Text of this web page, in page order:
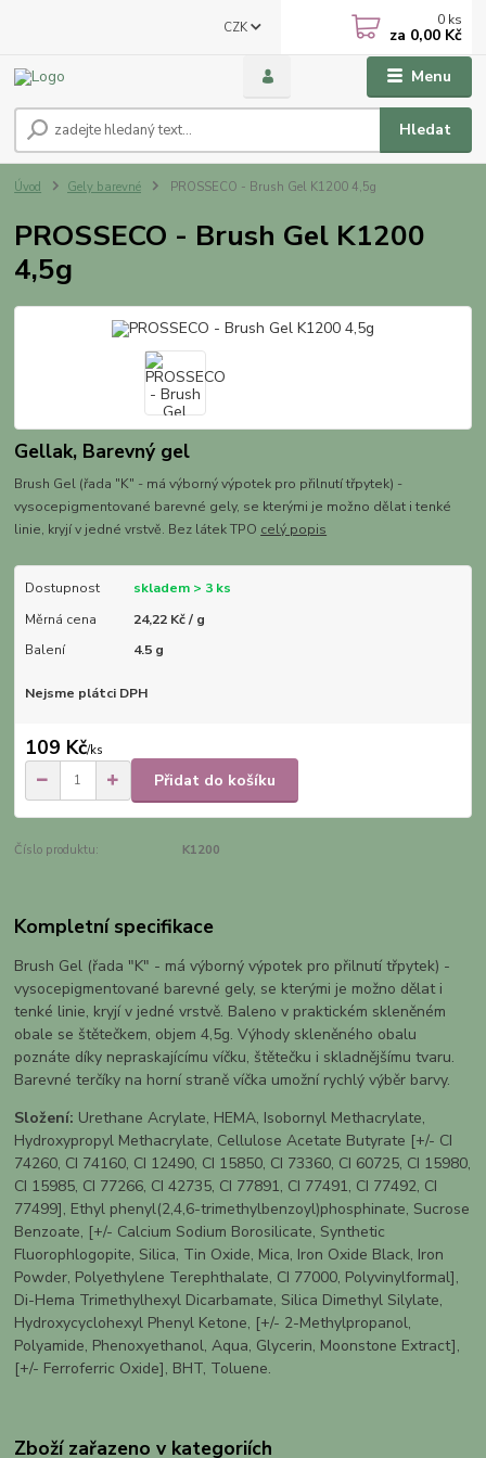
Menu
CZK
Hledat
0 ks
za 0,00 Kč
Úvod Gely barevné PROSSECO - Brush Gel K1200 4,5g
PROSSECO - Brush Gel K1200
4,5g
Gellak, Barevný gel
Brush Gel (řada "K" - má výborný výpotek pro přilnutí třpytek) -
vysocepigmentované barevné gely, se kterými je možno dělat i tenké
linie, kryjí v jedné vrstvě. Bez látek TPO celý popis
Dostupnost
skladem > 3 ks
Měrná cena
24,22 Kč / g
Balení
4.5 g
Nejsme plátci DPH
109 Kč/ks
Přidat do košíku
Číslo produktu: K1200
Kompletní specifikace
Brush Gel (řada "K" - má výborný výpotek pro přilnutí třpytek) -
vysocepigmentované barevné gely, se kterými je možno dělat i
tenké linie, kryjí v jedné vrstvě. Baleno v praktickém skleněném
obale se štětečkem, objem 4,5g. Výhody skleněného obalu
poznáte díky nepraskajícímu víčku, štětečku i skladnějšímu tvaru.
Barevné terčíky na horní straně víčka umožní rychlý výběr barvy.
Složení: Urethane Acrylate, HEMA, Isobornyl Methacrylate,
Hydroxypropyl Methacrylate, Cellulose Acetate Butyrate [+/- CI
74260, CI 74160, CI 12490, CI 15850, CI 73360, CI 60725, CI 15980,
CI 15985, CI 77266, CI 42735, CI 77891, CI 77491, CI 77492, CI
77499], Ethyl phenyl(2,4,6-trimethylbenzoyl)phosphinate, Sucrose
Benzoate, [+/- Calcium Sodium Borosilicate, Synthetic
Fluorophlogopite, Silica, Tin Oxide, Mica, Iron Oxide Black, Iron
Powder, Polyethylene Terephthalate, CI 77000, Polyvinylformal],
Di-Hema Trimethylhexyl Dicarbamate, Silica Dimethyl Silylate,
Hydroxycyclohexyl Phenyl Ketone, [+/- 2-Methylpropanol,
Polyamide, Phenoxyethanol, Aqua, Glycerin, Moonstone Extract],
[+/- Ferroferric Oxide], BHT, Toluene.
Zboží zařazeno v kategoriích